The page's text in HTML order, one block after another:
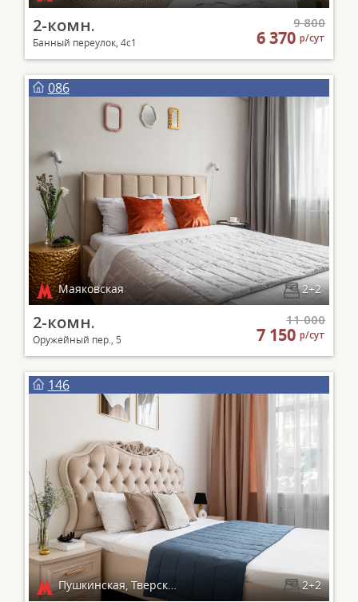
2-комн.
Банный переулок, 4с1
9 800
6 370р/сут
086
Маяковская 2+2
2-комн.
Оружейный пер., 5
11 000
7 150р/сут
146
Пушкинская, Тверская, Чеховская 2+2